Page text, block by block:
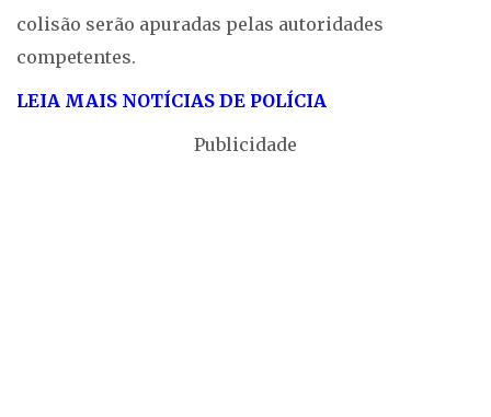
colisão serão apuradas pelas autoridades
competentes.
LEIA MAIS NOTÍCIAS DE POLÍCIA
Publicidade